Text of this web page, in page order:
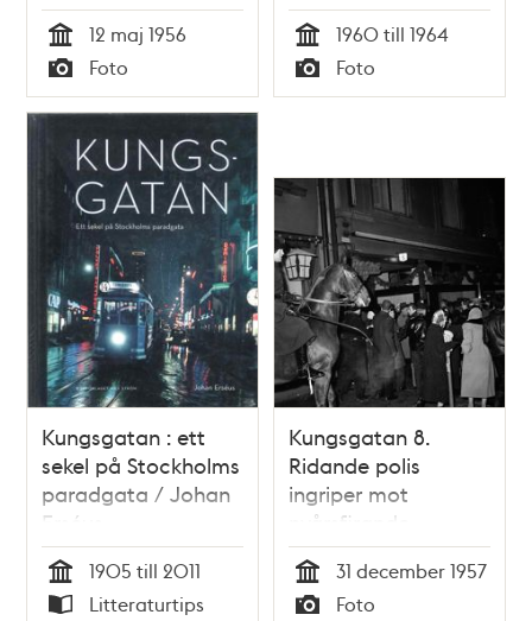
Tid
12 maj 1956
Typ
Foto Tid
1960 till 1964
Typ
Foto
Kungsgatan : ett
sekel på Stockholms
paradgata / Johan
Erséus
Tid
1905 till 2011
Litteraturtips
Kungsgatan 8.
Ridande polis
ingriper mot
nyårsfirande
ungdomar
Tid
31 december 1957
Foto